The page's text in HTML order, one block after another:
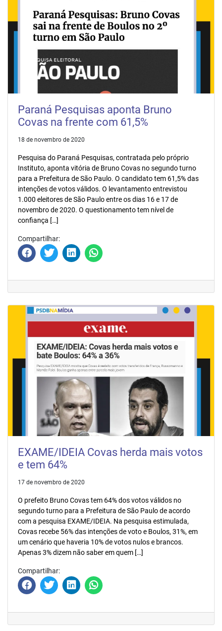
Paraná Pesquisas aponta Bruno
Covas na frente com 61,5%
18 de novembro de 2020
Pesquisa do Paraná Pesquisas, contratada pelo próprio
Instituto, aponta vitória de Bruno Covas no segundo turno
para a Prefeitura de São Paulo. O candidato tem 61,5% das
intenções de votos válidos. O levantamento entrevistou
1.000 eleitores de São Paulo entre os dias 16 e 17 de
novembro de 2020. O questionamento tem nível de
confiança […]
Compartilhar:
EXAME/IDEIA Covas herda mais votos
e tem 64%
17 de novembro de 2020
O prefeito Bruno Covas tem 64% dos votos válidos no
segundo turno para a Prefeitura de São Paulo de acordo
com a pesquisa EXAME/IDEIA. Na pesquisa estimulada,
Covas recebe 56% das intenções de voto e Boulos, 31%, em
um cenário que haveria 10% de votos nulos e brancos.
Apenas 3% dizem não saber em quem […]
Compartilhar: